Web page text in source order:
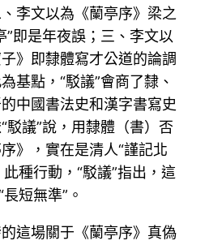
李文以為《蘭亭序》梁之
”即是年夜誤；三、李文以
》即隸體寫才公道的論調
基點，“駁議”會商了隸、
中國書法史和漢字書寫史
駁議”說，用隸體（書）否
》，實在是清人“謹記北
種行動，“駁議”指出，這
短無準”。
這場關于《蘭亭序》真偽